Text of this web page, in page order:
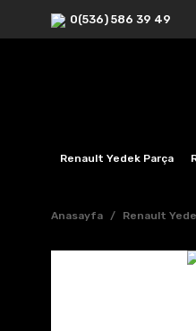
0(536) 586 39 49
Renault Yedek Parça
Anasayfa Renault